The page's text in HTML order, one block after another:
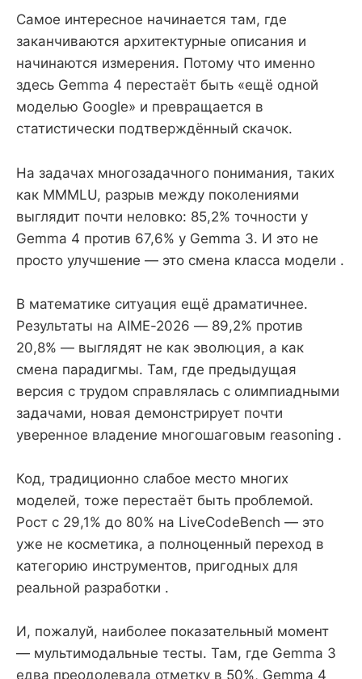
Самое интересное начинается там, где
заканчиваются архитектурные описания и
начинаются измерения. Потому что именно
здесь Gemma 4 перестаёт быть «ещё одной
моделью Google» и превращается в
статистически подтверждённый скачок.
На задачах многозадачного понимания, таких
как MMMLU, разрыв между поколениями
выглядит почти неловко: 85,2% точности у
Gemma 4 против 67,6% у Gemma 3. И это не
просто улучшение — это смена класса модели .
В математике ситуация ещё драматичнее.
Результаты на AIME-2026 — 89,2% против
20,8% — выглядят не как эволюция, а как
смена парадигмы. Там, где предыдущая
версия с трудом справлялась с олимпиадными
задачами, новая демонстрирует почти
уверенное владение многошаговым reasoning .
Код, традиционно слабое место многих
моделей, тоже перестаёт быть проблемой.
Рост с 29,1% до 80% на LiveCodeBench — это
уже не косметика, а полноценный переход в
категорию инструментов, пригодных для
реальной разработки .
И, пожалуй, наиболее показательный момент
— мультимодальные тесты. Там, где Gemma 3
едва преодолевала отметку в 50%, Gemma 4